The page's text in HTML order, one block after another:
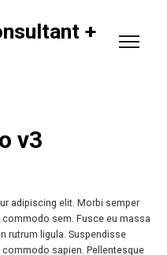
+
v3
adipiscing elit. Morbi semper
sem. Fusce eu massa
rutrum ligula. Suspendisse
sapien. Pellentesque